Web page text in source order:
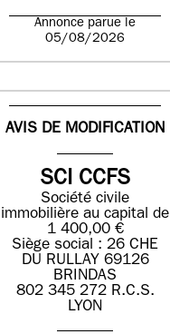
Annonce parue le
05/08/2026
AVIS DE MODIFICATION
SCI CCFS
Société civile
immobilière au capital de
1 400,00 €
Siège social : 26 CHE
DU RULLAY 69126
BRINDAS
802 345 272 R.C.S.
LYON